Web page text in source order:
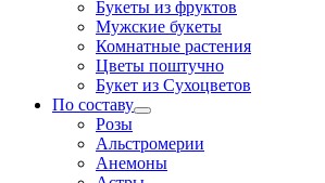
Букеты из фруктов
Мужские букеты
Комнатные растения
Цветы поштучно
Букет из Сухоцветов
По составу
Розы
Альстромерии
Анемоны